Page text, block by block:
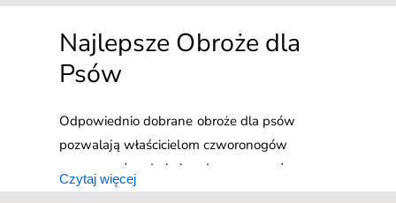
Najlepsze Obroże dla
Psów
Odpowiednio dobrane obroże dla psów
pozwalają właścicielom czworonogów
zapanować nad nimi podczas spacerów,
dlatego stanowią jeden z podstawowych
Czytaj więcej